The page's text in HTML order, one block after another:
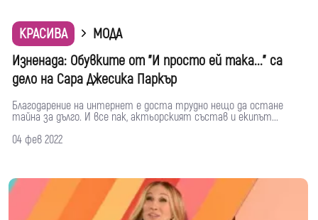
КРАСИВА
МОДА
Изненада: Обувките от "И просто ей така..." са
дело на Сара Джесика Паркър
Благодарение на интернет е доста трудно нещо да остане
тайна за дълго. И все пак, актьорският състав и екипът...
04 фев 2022